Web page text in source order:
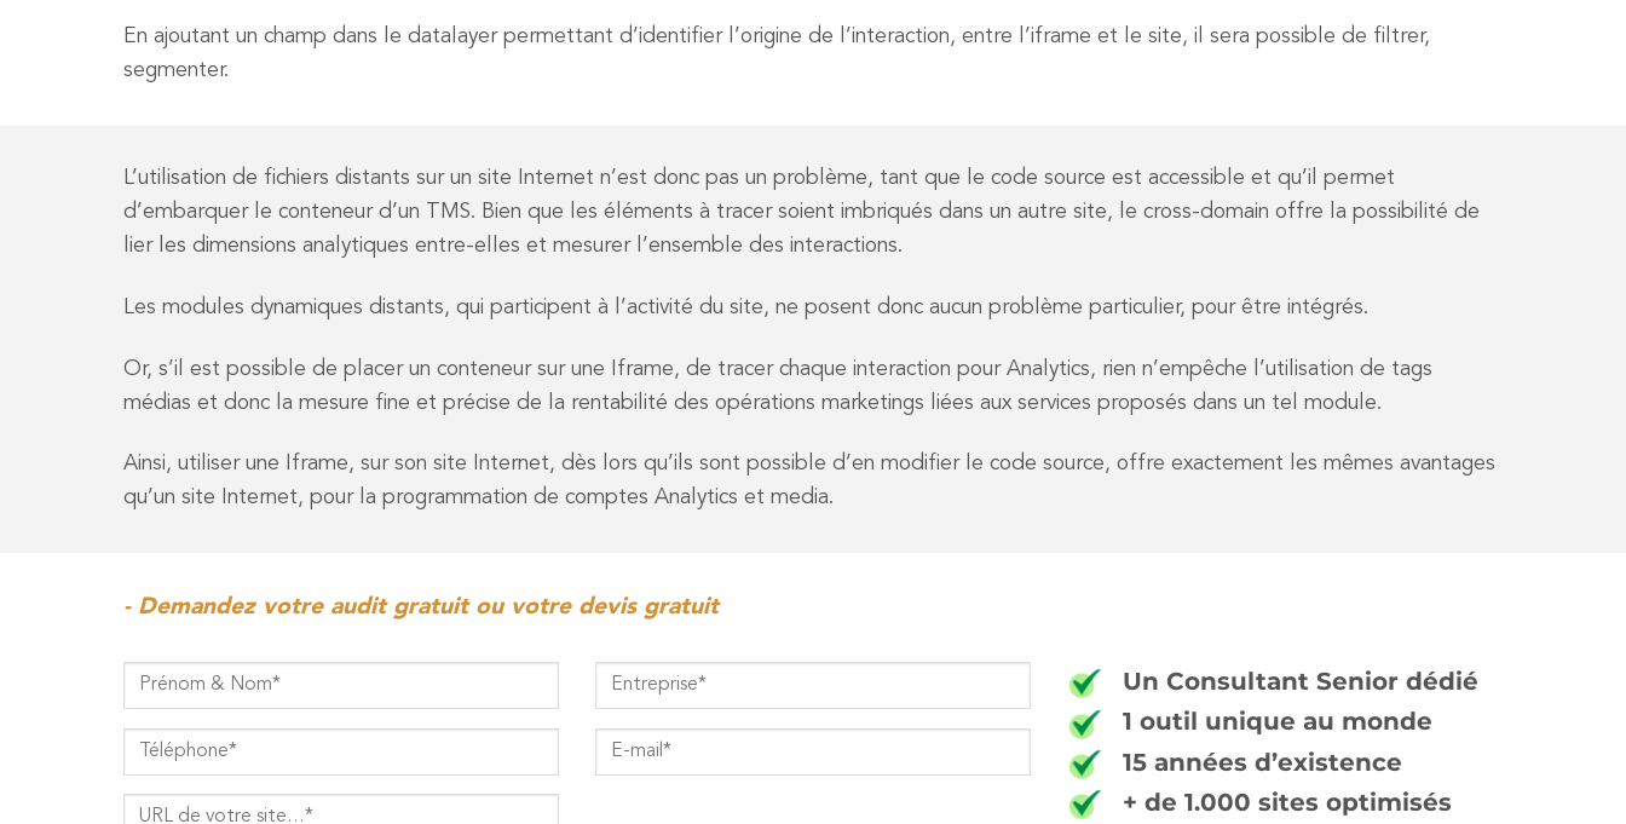
En ajoutant un champ dans le datalayer permettant d’identifier l’origine de l’interaction, entre l’iframe et le site, il sera possible de filtrer,
segmenter.
L’utilisation de fichiers distants sur un site Internet n’est donc pas un problème, tant que le code source est accessible et qu’il permet
d’embarquer le conteneur d’un TMS. Bien que les éléments à tracer soient imbriqués dans un autre site, le cross-domain offre la possibilité de
lier les dimensions analytiques entre-elles et mesurer l’ensemble des interactions.
Les modules dynamiques distants, qui participent à l’activité du site, ne posent donc aucun problème particulier, pour être intégrés.
Or, s’il est possible de placer un conteneur sur une Iframe, de tracer chaque interaction pour Analytics, rien n’empêche l’utilisation de tags
médias et donc la mesure fine et précise de la rentabilité des opérations marketings liées aux services proposés dans un tel module.
Ainsi, utiliser une Iframe, sur son site Internet, dès lors qu’ils sont possible d’en modifier le code source, offre exactement les mêmes avantages
qu’un site Internet, pour la programmation de comptes Analytics et media.
- Demandez votre audit gratuit ou votre devis gratuit
Un Consultant Senior dédié
1 outil unique au monde
15 années d’existence
+ de 1.000 sites optimisés